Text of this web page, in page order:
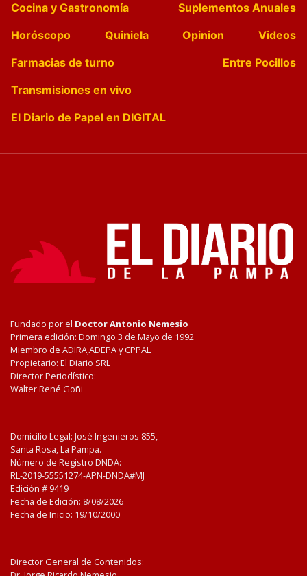
Cocina y Gastronomía
Suplementos Anuales
Horóscopo
Quiniela Opinion
Videos
Farmacias de turno
Entre Pocillos
Transmisiones en vivo
El Diario de Papel en DIGITAL
Fundado por el Doctor Antonio Nemesio
Primera edición: Domingo 3 de Mayo de 1992
Miembro de ADIRA,ADEPA y CPPAL
Propietario: El Diario SRL
Director Periodístico:
Walter René Goñi
Domicilio Legal: José Ingenieros 855,
Santa Rosa, La Pampa.
Número de Registro DNDA:
RL-2019-55551274-APN-DNDA#MJ
Edición # 9419
Fecha de Edición: 8/08/2026
Fecha de Inicio: 19/10/2000
Director General de Contenidos: